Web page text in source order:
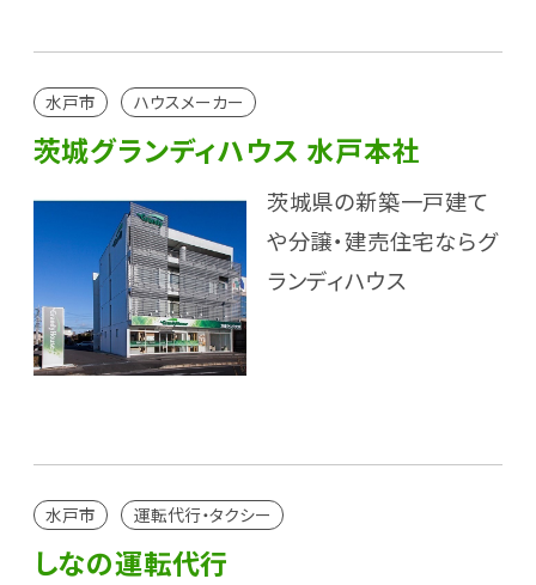
水戸市 ハウスメーカー
茨城グランディハウス 水戸本社
茨城県の新築一戸建て
や分譲・建売住宅ならグ
ランディハウス
水戸市 運転代行・タクシー
しなの運転代行